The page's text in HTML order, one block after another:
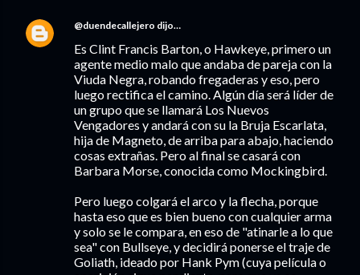
@duendecallejero dijo…
Es Clint Francis Barton, o Hawkeye, primero un
agente medio malo que andaba de pareja con la
Viuda Negra, robando fregaderas y eso, pero
luego rectifica el camino. Algún día será líder de
un grupo que se llamará Los Nuevos
Vengadores y andará con su la Bruja Escarlata,
hija de Magneto, de arriba para abajo, haciendo
cosas extrañas. Pero al final se casará con
Barbara Morse, conocida como Mockingbird.
Pero luego colgará el arco y la flecha, porque
hasta eso que es bien bueno con cualquier arma
y solo se le compara, en eso de "atinarle a lo que
sea" con Bullseye, y decidirá ponerse el traje de
Goliath, ideado por Hank Pym (cuya película o